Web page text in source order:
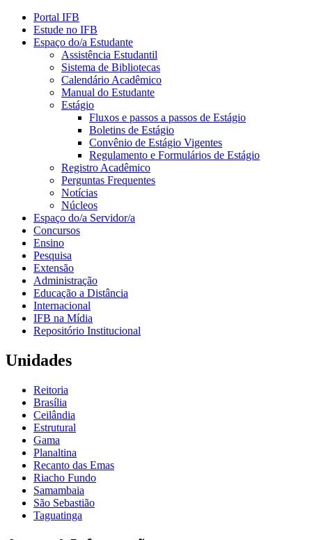
Portal IFB
Estude no IFB
Espaço do/a Estudante
Assistência Estudantil
Sistema de Bibliotecas
Calendário Acadêmico
Manual do Estudante
Estágio
Fluxos e passos a passos de Estágio
Boletins de Estágio
Convênio de Estágio Vigentes
Regulamento e Formulários de Estágio
Registro Acadêmico
Perguntas Frequentes
Notícias
Núcleos
Espaço do/a Servidor/a
Concursos
Ensino
Pesquisa
Extensão
Administração
Educação a Distância
Internacional
IFB na Mídia
Repositório Institucional
Unidades
Reitoria
Brasília
Ceilândia
Estrutural
Gama
Planaltina
Recanto das Emas
Riacho Fundo
Samambaia
São Sebastião
Taguatinga